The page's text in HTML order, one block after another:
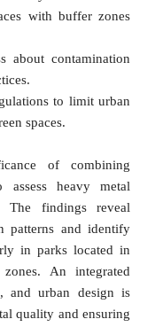
with buffer zones
about contamination
to limit urban
spaces.
of combining
heavy metal
The findings reveal
patterns and identify
in parks located in
An integrated
and urban design is
quality and ensuring